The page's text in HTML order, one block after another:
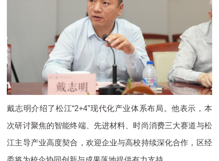
戴志明介绍了松江“2+4”现代化产业体系布局。他表示，本
次研讨聚焦的智能终端、先进材料、时尚消费三大赛道与松
江主导产业高度契合，欢迎企业与高校持续深化合作，区经